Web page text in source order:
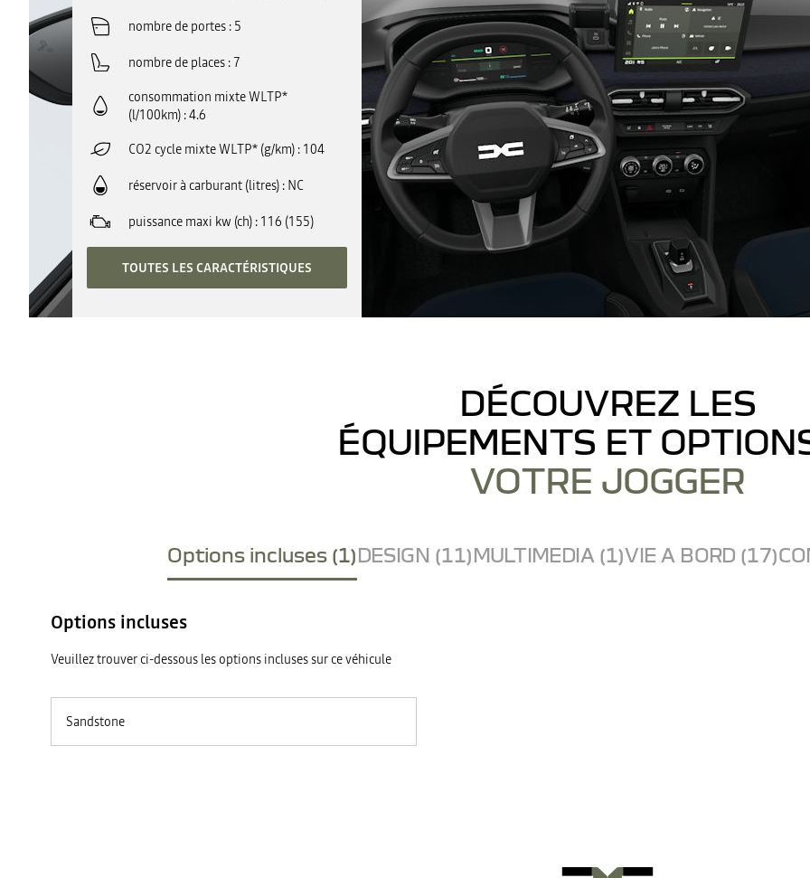
nombre de portes 5
nombre de places 7
consommation mixte WLTP*
(l/100km) 4.6
CO2 cycle mixte WLTP* (g/km) 104
réservoir à carburant (litres) NC
puissance maxi kw (ch) 116 (155)
TOUTES LES CARACTÉRISTIQUES
DÉCOUVREZ LES
ÉQUIPEMENTS ET
VOTRE JOGGER
Options incluses (1)DESIGN (11)MULTIMEDIA (1)VIE A BORD (17)
Options incluses
Veuillez trouver ci-dessous les options incluses sur ce véhicule
Sandstone